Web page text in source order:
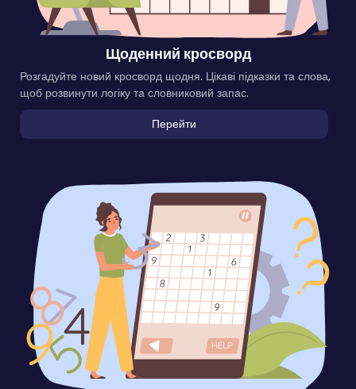
Щоденний кросворд
Розгадуйте новий кросворд щодня. Цікаві підказки та слова,
щоб розвинути логіку та словниковий запас.
Перейти